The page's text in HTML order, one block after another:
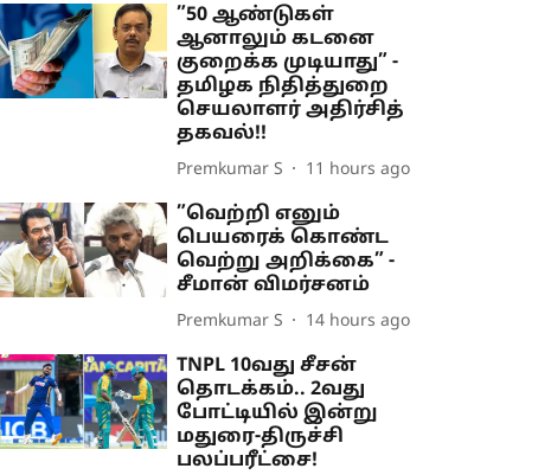
”50 ஆண்டுகள்
ஆனாலும் கடனை
குறைக்க முடியாது” -
தமிழக நிதித்துறை
செயலாளர் அதிர்சித்
தகவல்!!
Premkumar S 11 hours ago
”வெற்றி எனும்
பெயரைக் கொண்ட
வெற்று அறிக்கை” -
சீமான் விமர்சனம்
Premkumar S 14 hours ago
TNPL 10வது சீசன்
தொடக்கம்.. 2வது
போட்டியில் இன்று
மதுரை-திருச்சி
பலப்பரீட்சை!